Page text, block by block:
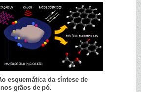
esquemática da síntese de
grãos de pó.